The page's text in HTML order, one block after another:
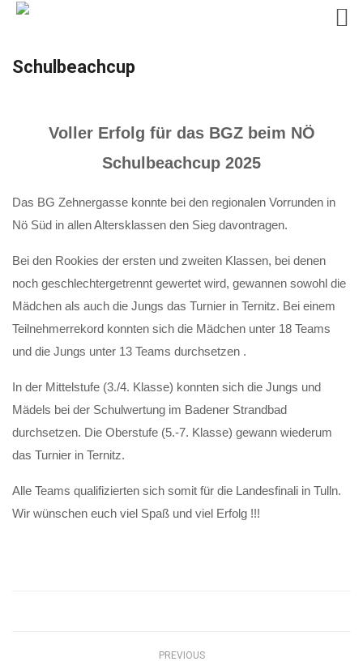
Schulbeachcup
Voller Erfolg für das BGZ beim NÖ
Schulbeachcup 2025
Das BG Zehnergasse konnte bei den regionalen Vorrunden in
Nö Süd in allen Altersklassen den Sieg davontragen.
Bei den Rookies der ersten und zweiten Klassen, bei denen
noch geschlechtergetrennt gewertet wird, gewannen sowohl die
Mädchen als auch die Jungs das Turnier in Ternitz. Bei einem
Teilnehmerrekord konnten sich die Mädchen unter 18 Teams
und die Jungs unter 13 Teams durchsetzen .
In der Mittelstufe (3./4. Klasse) konnten sich die Jungs und
Mädels bei der Schulwertung im Badener Strandbad
durchsetzen. Die Oberstufe (5.-7. Klasse) gewann wiederum
das Turnier in Ternitz.
Alle Teams qualifizierten sich somit für die Landesfinali in Tulln.
Wir wünschen euch viel Spaß und viel Erfolg !!!
PREVIOUS